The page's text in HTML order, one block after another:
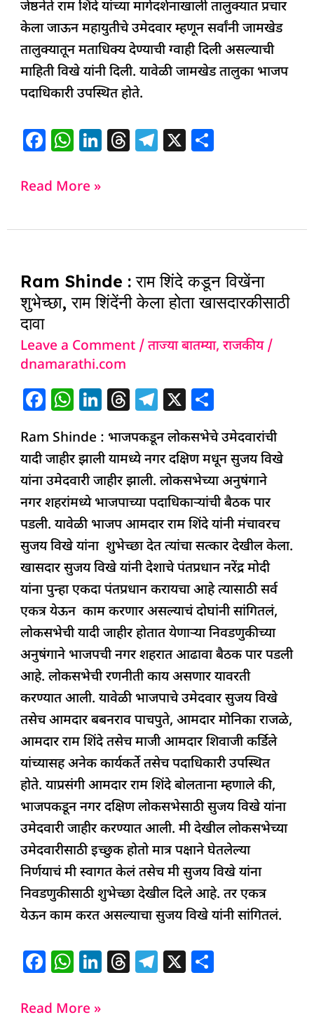
जेष्ठनेते राम शिंदे यांच्या मार्गदर्शनाखाली तालुक्यात प्रचार
केला जाऊन महायुतीचे उमेदवार म्हणून सर्वांनी जामखेड
तालुक्यातून मताधिक्य देण्याची ग्वाही दिली असल्याची
माहिती विखे यांनी दिली. यावेळी जामखेड तालुका भाजप
पदाधिकारी उपस्थित होते.
F
c
b
o
k
W
at
A
p
Li
dI
T
d
T
ra
X
Read More »
Ram Shinde : राम शिंदे कडून विखेंना
शुभेच्छा, राम शिंदेंनी केला होता खासदारकीसाठी
दावा
Leave a Comment /ताज्या बातम्या,राजकीय/
dnamarathi.com
F
c
e
b
o
o
k
W
at
s
A
p
p
Li
k
e
dI
n
T
re
a
d
s
T
el
e
g
ra
m
X
h
ar
e
Ram Shinde : भाजपकडून लोकसभेचे उमेदवारांची
यादी जाहीर झाली यामध्ये नगर दक्षिण मधून सुजय विखे
यांना उमेदवारी जाहीर झाली. लोकसभेच्या अनुषंगाने
नगर शहरांमध्ये भाजपाच्या पदाधिकाऱ्यांची बैठक पार
पडली. यावेळी भाजप आमदार राम शिंदे यांनी मंचावरच
सुजय विखे यांना शुभेच्छा देत त्यांचा सत्कार देखील केला.
खासदार सुजय विखे यांनी देशाचे पंतप्रधान नरेंद्र मोदी
यांना पुन्हा एकदा पंतप्रधान करायचा आहे त्यासाठी सर्व
एकत्र येऊन काम करणार असल्याचं दोघांनी सांगितलं,
लोकसभेची यादी जाहीर होतात येणाऱ्या निवडणुकीच्या
अनुषंगाने भाजपची नगर शहरात आढावा बैठक पार पडली
आहे. लोकसभेची रणनीती काय असणार यावरती
करण्यात आली. यावेळी भाजपाचे उमेदवार सुजय विखे
तसेच आमदार बबनराव पाचपुते, आमदार मोनिका राजळे,
आमदार राम शिंदे तसेच माजी आमदार शिवाजी कर्डिले
यांच्यासह अनेक कार्यकर्ते तसेच पदाधिकारी उपस्थित
होते. याप्रसंगी आमदार राम शिंदे बोलताना म्हणाले की,
भाजपकडून नगर दक्षिण लोकसभेसाठी सुजय विखे यांना
उमेदवारी जाहीर करण्यात आली. मी देखील लोकसभेच्या
उमेदवारीसाठी इच्छुक होतो मात्र पक्षाने घेतलेल्या
निर्णयाचं मी स्वागत केलं तसेच मी सुजय विखे यांना
निवडणुकीसाठी शुभेच्छा देखील दिले आहे. तर एकत्र
येऊन काम करत असल्याचा सुजय विखे यांनी सांगितलं.
F
c
W
at
Li T T X
Shinde
:
राम
शिंदे
कडून
विखेंना
शुभेच्छा,
राम
शिंदेंनी
केला
होता
खासदारकीसाठी
दावा
Read More »